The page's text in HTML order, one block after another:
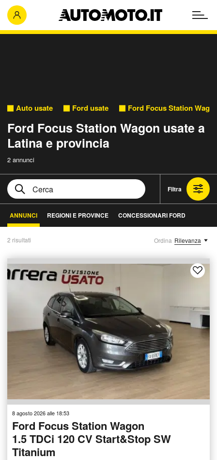
Auto usate Ford usate Ford Focus Station
Ford Focus Station Wagon usate a
Latina e provincia
2 annunci
Filtra
ANNUNCI REGIONI E PROVINCE CONCESSIONARI FORD
2 risultati Ordina Rilevanza
8 agosto 2026 alle 18:53
Ford Focus Station Wagon
1.5 TDCi 120 CV Start&Stop SW
Titanium